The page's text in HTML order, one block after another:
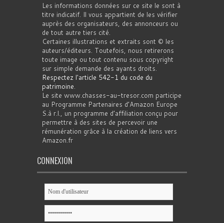
Les informations données sur ce site le sont à
titre indicatif. Il vous appartient de les vérifier
auprès des organisateurs, des annonceurs ou
de tout autre tiers cité.
Certaines illustrations et extraits sont © les
auteurs/éditeurs. Toutefois, nous retirerons
toute image ou tout contenu sous copyright
sur simple demande des ayants droits.
Respectez l'article 542-1 du code du
patrimoine
Le site www.chasses-au-tresor.com participe
au Programme Partenaires d’Amazon Europe
S.à r.l., un programme d’affiliation conçu pour
permettre à des sites de percevoir une
rémunération grâce à la création de liens vers
Amazon.fr
CONNEXION